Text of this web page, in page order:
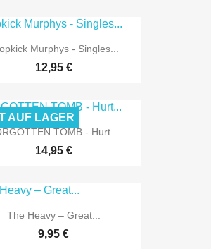
Murphys - Singles...
12,95 €
TOMB - Hurt...
14,95 €
AUF LAGER
The Heavy ‎– Great...
9,95 €